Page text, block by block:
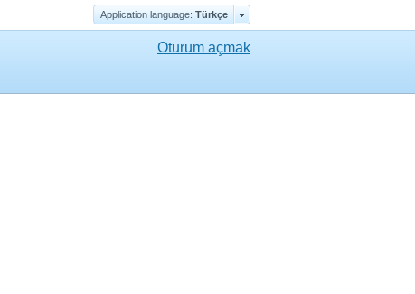
Application language: Türkçe
Oturum açmak